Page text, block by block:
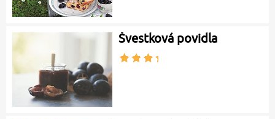
Švestková povidla